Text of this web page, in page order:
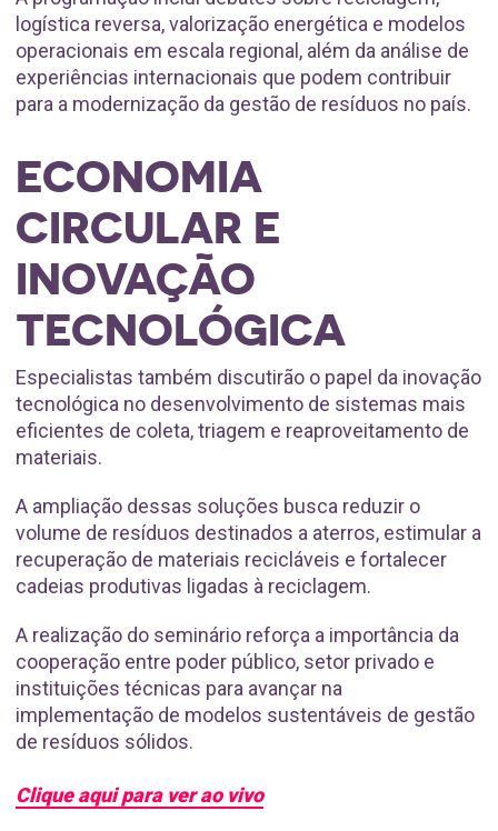
logística reversa, valorização energética e modelos
operacionais em escala regional, além da análise de
experiências internacionais que podem contribuir
para a modernização da gestão de resíduos no país.
ECONOMIA
CIRCULAR E
INOVAÇÃO
TECNOLÓGICA
Especialistas também discutirão o papel da inovação
tecnológica no desenvolvimento de sistemas mais
eficientes de coleta, triagem e reaproveitamento de
materiais.
A ampliação dessas soluções busca reduzir o
volume de resíduos destinados a aterros, estimular a
recuperação de materiais recicláveis e fortalecer
cadeias produtivas ligadas à reciclagem.
A realização do seminário reforça a importância da
cooperação entre poder público, setor privado e
instituições técnicas para avançar na
implementação de modelos sustentáveis de gestão
de resíduos sólidos.
Clique aqui para ver ao vivo